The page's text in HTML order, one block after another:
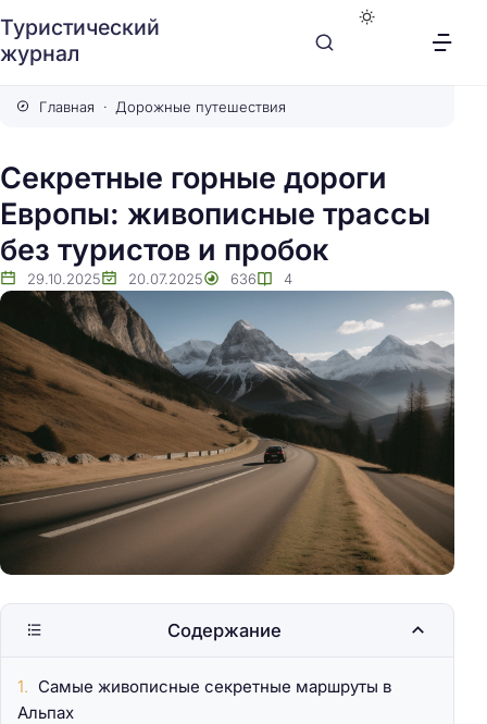
Туристический
журнал
Главная Дорожные путешествия
Секретные горные дороги
Европы: живописные трассы
без туристов и пробок
29.10.2025 20.07.2025 636 4
Содержание
Самые живописные секретные маршруты в
Альпах